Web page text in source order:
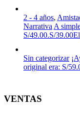
2 - 4 años,
Narrativa A
S/49.00.S/39.00
Sin categorizar
original era: S/
VENTAS